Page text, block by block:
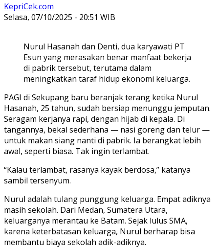
KepriCek.com
Selasa, 07/10/2025 - 20:51 WIB
Nurul Hasanah dan Denti, dua karyawati PT
Esun yang merasakan benar manfaat bekerja
di pabrik tersebut, terutama dalam
meningkatkan taraf hidup ekonomi keluarga.
PAGI di Sekupang baru beranjak terang ketika Nurul
Hasanah, 25 tahun, sudah bersiap menunggu jemputan.
Seragam kerjanya rapi, dengan hijab di kepala. Di
tangannya, bekal sederhana — nasi goreng dan telur —
untuk makan siang nanti di pabrik. Ia berangkat lebih
awal, seperti biasa. Tak ingin terlambat.
“Kalau terlambat, rasanya kayak berdosa,” katanya
sambil tersenyum.
Nurul adalah tulang punggung keluarga. Empat adiknya
masih sekolah. Dari Medan, Sumatera Utara,
keluarganya merantau ke Batam. Sejak lulus SMA,
karena keterbatasan keluarga, Nurul berharap bisa
membantu biaya sekolah adik-adiknya.